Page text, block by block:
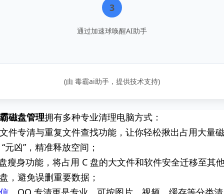
3
通过加速球唤醒AI助手
(由 毒霸ai助手，提供技术支持)
磁盘管理拥有多种专业清理电脑方式：
件专清与重复文件查找功能，让你轻松揪出占用大量
元凶”，精准释放空间；
瘦身功能，将占用 C 盘的大文件和软件安全迁移至其
，避免误删重要数据；